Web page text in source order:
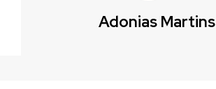
Adonias Martins